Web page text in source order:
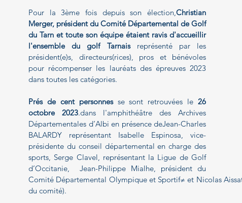
Pour la 3ème fois depuis son élection,Christian
Merger, président du Comité Départemental de Golf
du Tarn et toute son équipe étaient ravis d'accueillir
l'ensemble du golf Tarnais représenté par les
président(e)s, directeurs(rices), pros et bénévoles
pour récompenser les lauréats des épreuves 2023
dans toutes les catégories.
Prés de cent personnes se sont retrouvées le 26
octobre 2023.dans l'amphithéâtre des Archives
Départementales d’Albi en présence deJean-Charles
BALARDY représentant Isabelle Espinosa, vice-
présidente du conseil départemental en charge des
sports, Serge Clavel, représentant la Ligue de Golf
d’Occitanie,  Jean-Philippe Mialhe, président du
Comité Départemental Olympique et Sportif≠ et Nicolas
du comité).